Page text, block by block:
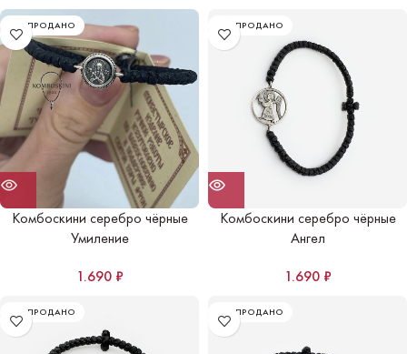
РАСПРОДАНО
Комбоскини серебро чёрные
Умиление
1.690 ₽
РАСПРОДАНО
Комбоскини серебро чёрные
Ангел
1.690 ₽
РАСПРОДАНО РАСПРОДАНО